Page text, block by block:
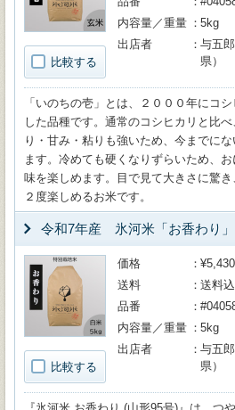
比較する
内容量／重量
5kg
出店者
与五
県）
「いのちの壱」とは、２０００年にコ
した品種です。通常のコシヒカリと比
り・甘み・粘りも強いため、今までに
ます。冷めても硬くなりずらいため、
味を楽しめます。目で見て大きさに驚き
２度楽しめるお米です。
令和7年産 氷河米「お香わり
比較する
価格
送料
送料
品番
内容量／重量
5kg
出店者
与五
県）